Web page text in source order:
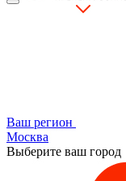
Ваш регион
Москва
Выберите ваш город